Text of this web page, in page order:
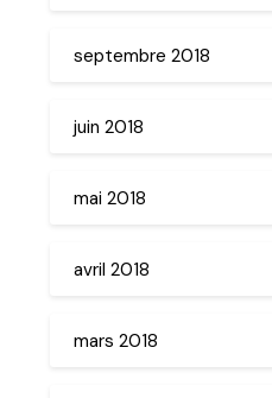
septembre 2018
juin 2018
mai 2018
avril 2018
mars 2018